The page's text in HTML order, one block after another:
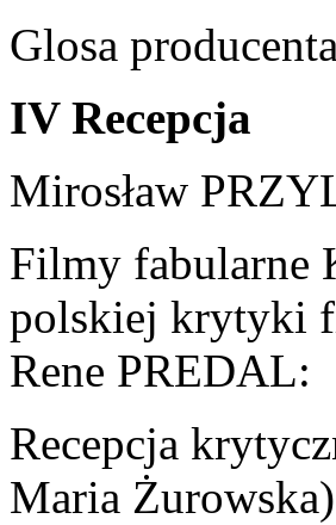
Glosa
IV Recepcja
Mirosław
Filmy fabularne
polskiej krytyki
Rene PREDAL:
Recepcja
Maria